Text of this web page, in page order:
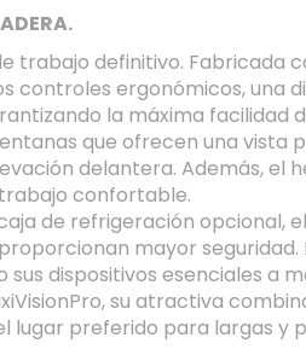
trabajo definitivo.
controles ergonómicos, una
la máxima facilidad
que ofrecen una
delantera. Además, el
confortable.
de refrigeración opcional,
mayor
dispositivos esenciales a
su atractiva
preferido para largas y